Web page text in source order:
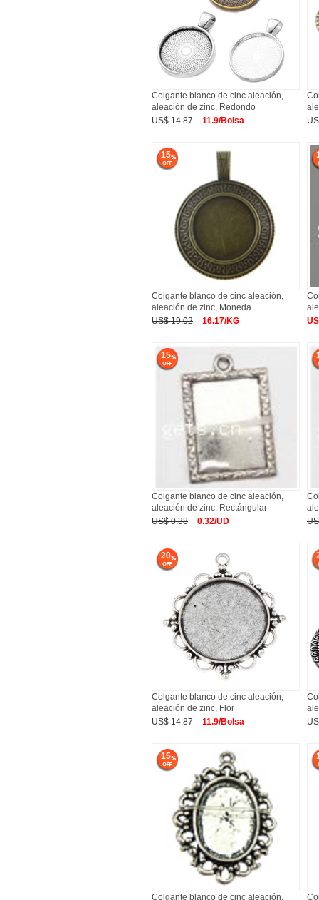
Colgante blanco de cinc aleación,
aleación de zinc, Redondo
US$ 14.87
11.9/Bolsa
15
Colgante blanco de cinc aleación,
aleación de zinc, Moneda
US$ 19.02
16.17/KG
15
Colgante blanco de cinc aleación,
aleación de zinc, Rectángular
US$ 0.38
0.32/UD
20
Colgante blanco de cinc aleación,
aleación de zinc, Flor
US$ 14.87
11.9/Bolsa
15
Colgante blanco de cinc aleación,